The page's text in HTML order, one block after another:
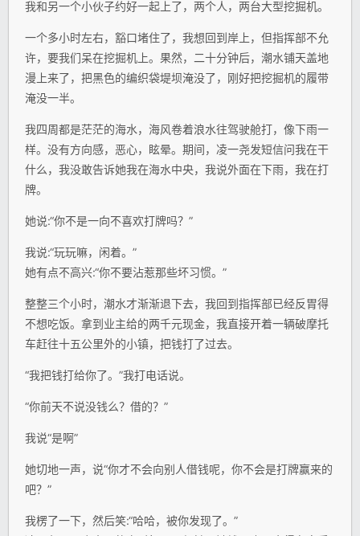
我和另一个小伙子约好一起上了，两个人，两台大型挖掘机。
一个多小时左右，豁口堵住了，我想回到岸上，但指挥部不允
许，要我们呆在挖掘机上。果然，二十分钟后，潮水铺天盖地
漫上来了，把黑色的编织袋堤坝淹没了，刚好把挖掘机的履带
淹没一半。
我四周都是茫茫的海水，海风卷着浪水往驾驶舱打，像下雨一
样。没有方向感，恶心，眩晕。期间，凌一尧发短信问我在干
什么，我没敢告诉她我在海水中央，我说外面在下雨，我在打
牌。
她说:“你不是一向不喜欢打牌吗？”
我说:“玩玩嘛，闲着。”
她有点不高兴:“你不要沾惹那些坏习惯。”
整整三个小时，潮水才渐渐退下去，我回到指挥部已经反胃得
不想吃饭。拿到业主给的两千元现金，我直接开着一辆破摩托
车赶往十五公里外的小镇，把钱打了过去。
“我把钱打给你了。”我打电话说。
“你前天不说没钱么？借的？”
我说“是啊”
她切地一声，说“你才不会向别人借钱呢，你不会是打牌赢来的
吧？”
我楞了一下，然后笑:“哈哈，被你发现了。”